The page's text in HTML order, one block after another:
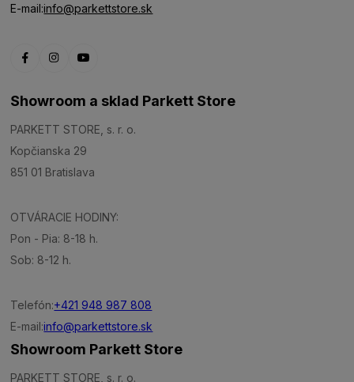
E-mail:info@parkettstore.sk
Showroom a sklad Parkett Store
PARKETT STORE, s. r. o.
Kopčianska 29
851 01 Bratislava
OTVÁRACIE HODINY:
Pon - Pia: 8-18 h.
Sob: 8-12 h.
Telefón:+421 948 987 808
E-mail:info@parkettstore.sk
Showroom Parkett Store
PARKETT STORE, s. r. o.